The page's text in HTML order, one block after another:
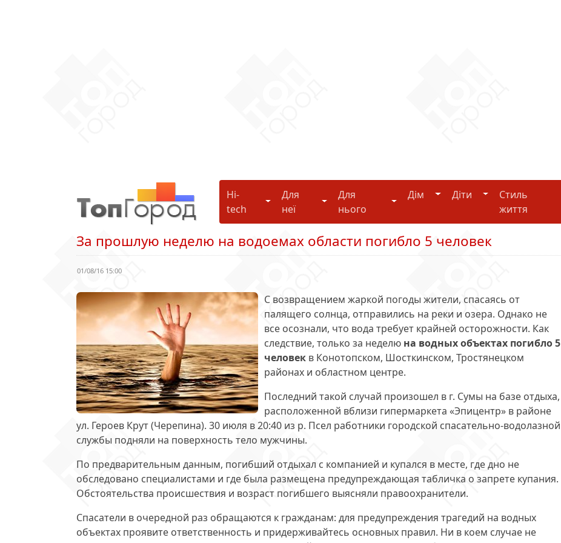
Hi-
tech
Hi-tech
Для
неї
Для неї
Для
нього
Для нього
Дім Дім Діти ДітиСтиль
життя
За прошлую неделю на водоемах области погибло 5 человек
01/08/16 15:00
С возвращением жаркой погоды жители, спасаясь от
палящего солнца, отправились на реки и озера. Однако не
все осознали, что вода требует крайней осторожности. Как
следствие, только за неделю на водных объектах погибло 5
человек в Конотопском, Шосткинском, Тростянецком
районах и областном центре.
Последний такой случай произошел в г. Сумы на базе отдыха,
расположенной вблизи гипермаркета «Эпицентр» в районе
ул. Героев Крут (Черепина). 30 июля в 20:40 из р. Псел работники городской спасательно-водолазной
службы подняли на поверхность тело мужчины.
По предварительным данным, погибший отдыхал с компанией и купался в месте, где дно не
обследовано специалистами и где была размещена предупреждающая табличка о запрете купания.
Обстоятельства происшествия и возраст погибшего выясняли правоохранители.
Спасатели в очередной раз обращаются к гражданам: для предупреждения трагедий на водных
объектах проявите ответственность и придерживайтесь основных правил. Ни в коем случае не